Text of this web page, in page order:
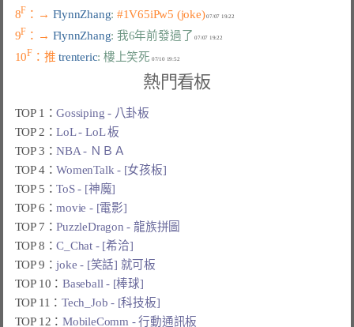
8F ：→ FlynnZhang: #1V65iPw5 (joke)
9F ：→ FlynnZhang: 我6年前發過了
10F ：推 trenteric: 樓上笑死
熱門看板
TOP 1：Gossiping - 八卦板
TOP 2：LoL - LoL 板
TOP 3：NBA - ＮＢＡ
TOP 4：WomenTalk - [女孩板]
TOP 5：ToS - [神魔]
TOP 6：movie - [電影]
TOP 7：PuzzleDragon - 龍族拼圖
TOP 8：C_Chat - [希洽]
TOP 9：joke - [笑話] 就可板
TOP 10：Baseball - [棒球]
TOP 11：Tech_Job - [科技板]
TOP 12：MobileComm - 行動通訊板